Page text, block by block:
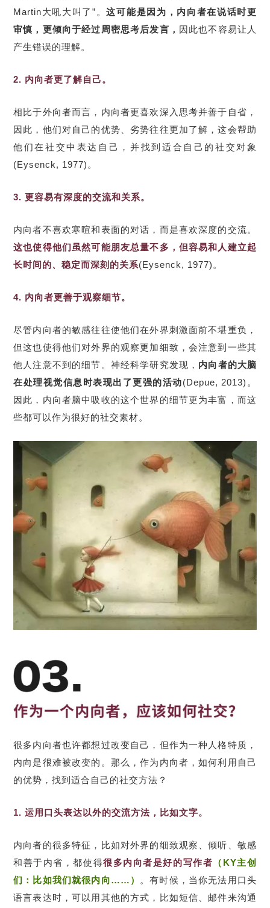
Martin大吼大叫了”。这可能是因为，内向者在说话时更
审慎，更倾向于经过周密思考后发言， 因此也不容易让人
产生错误的理解。
2. 内向者更了解自己。
相比于外向者而言，内向者更喜欢深入思考并善于自省，
因此，他们对自己的优势、劣势往往更加了解，这会帮助
他们在社交中表达自己，并找到适合自己的社交对象
(Eysenck, 1977)。
3. 更容易有深度的交流和关系。
内向者不喜欢寒暄和表面的对话，而是喜欢深度的交流。
这也使得他们虽然可能朋友总量不多，但容易和人建立起
长时间的、稳定而深刻的关系(Eysenck, 1977)。
4. 内向者更善于观察细节。
尽管内向者的敏感往往使他们在外界刺激面前不堪重负，
但这也使得他们对外界的观察更加细致，会注意到一些其
他人注意不到的细节。神经科学研究发现， 内向者的大脑
在处理视觉信息时表现出了更强的活动(Depue, 2013)。
因此，内向者脑中吸收的这个世界的细节更为丰富，而这
些都可以作为很好的社交素材。
很多内向者也许都想过改变自己，但作为一种人格特质，
内向是很难被改变的。那么，作为内向者，如何利用自己
的优势，找到适合自己的社交方法？
1. 运用口头表达以外的交流方法，比如文字。
内向者的很多特征，比如对外界的细致观察、倾听、敏感
和善于内省，都使得很多内向者是好的写作者 （KY主创
们：比如我们就很内向……）
。有时候，当你无法用口头
语言表达时，可以用其他的方式，比如短信、邮件来沟通